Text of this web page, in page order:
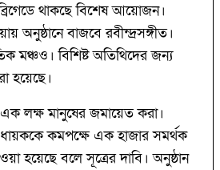
থাকছে বিশেষ আয়োজন।
অনুষ্ঠানে বাজবে রবীন্দ্রসঙ্গীত।
মঞ্চও। বিশিষ্ট অতিথিদের জন্য
হয়েছে।
লক্ষ মানুষের জমায়েত করা।
কমপক্ষে এক হাজার সমর্থক
হয়েছে বলে সূত্রের দাবি। অনুষ্ঠান